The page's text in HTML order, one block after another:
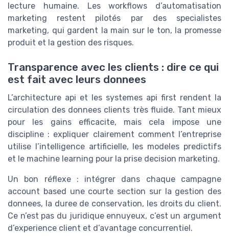
lecture humaine. Les workflows d’automatisation
marketing restent pilotés par des specialistes
marketing, qui gardent la main sur le ton, la promesse
produit et la gestion des risques.
Transparence avec les clients : dire ce qui
est fait avec leurs donnees
L’architecture api et les systemes api first rendent la
circulation des donnees clients très fluide. Tant mieux
pour les gains efficacite, mais cela impose une
discipline : expliquer clairement comment l’entreprise
utilise l’intelligence artificielle, les modeles predictifs
et le machine learning pour la prise decision marketing.
Un bon réflexe : intégrer dans chaque campagne
account based une courte section sur la gestion des
donnees, la duree de conservation, les droits du client.
Ce n’est pas du juridique ennuyeux, c’est un argument
d’experience client et d’avantage concurrentiel.